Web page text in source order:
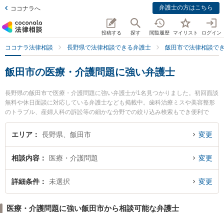
ココナラへ 弁護士の方はこちら
投稿する 探す 閲覧履歴 マイリスト ログイン
ココナラ法律相談 長野県で法律相談できる弁護士 飯田市で法律相談で
飯田市の医療・介護問題に強い弁護士
長野県の飯田市で医療・介護問題に強い弁護士が1名見つかりました。初回面談
無料や休日面談に対応している弁護士なども掲載中。歯科治療ミスや美容整形
のトラブル、産婦人科の訴訟等の細かな分野での絞り込み検索もでき便利で
す。特にミカタ弁護士法人 飯田事務所の髙山 乃亜弁護士のプロフィール情報や
弁護士費用、強みなどが注目されています。『飯田市で土日や夜間に発生した
療・介護問題を法律相談できる飯田市内の弁護士に相談予約したい』などでお
困りの相談者さんにおすすめです。
エリア 長野県、飯田市 変更
相談内容 医療・介護問題 変更
詳細条件 未選択 変更
医療・介護問題に強い飯田市から相談可能な弁護士